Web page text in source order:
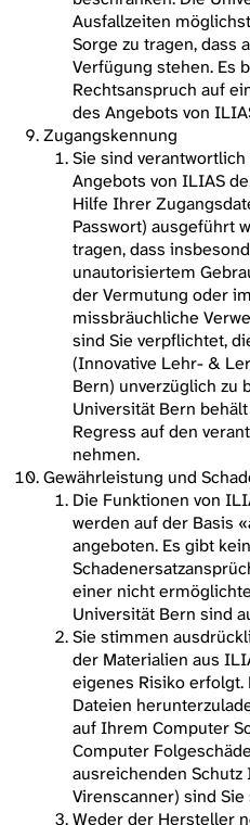
Ausfallzeiten
Sorge zu tragen, dass
Verfügung stehen. Es
Rechtsanspruch auf
des Angebots von
Zugangskennung
Sie sind
Angebots von ILIAS
Hilfe Ihrer
Passwort) ausgeführt
tragen, dass
unautorisiertem
der Vermutung oder
missbräuchliche
sind Sie verpflichtet,
(Innovative Lehr- &
Bern) unverzüglich zu
Universität Bern
Regress auf den
nehmen.
Gewährleistung und
Die Funktionen von
werden auf der Basis
angeboten. Es gibt
einer nicht
Universität Bern sind
Sie stimmen
der Materialien aus
eigenes Risiko erfolgt.
Dateien
auf Ihrem Computer
Computer
ausreichenden Schutz
Virenscanner) sind
Weder der Hersteller